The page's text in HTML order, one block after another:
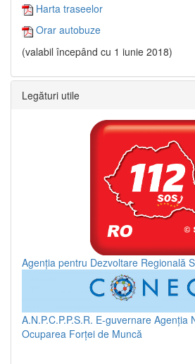
Harta traseelor
Orar autobuze
(valabil începând cu 1 iunie 2018)
Legături utile
Agenția pentru Dezvoltare Regională
A.N.P.C.P.P.S.R. E-guvernare Agenția
Ocuparea Forței de Muncă